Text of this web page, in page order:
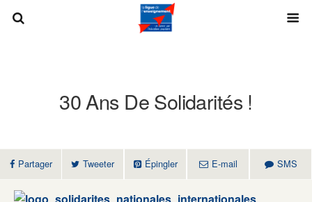
30 Ans De Solidarités !
Partager Tweeter Épingler E-mail SMS